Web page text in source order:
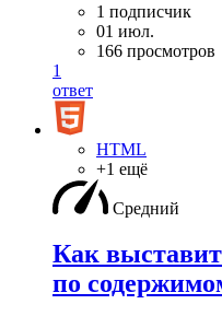
1 подписчик
01 июл.
166 просмотров
1
ответ
HTML
+1 ещё
Средний
Как
по